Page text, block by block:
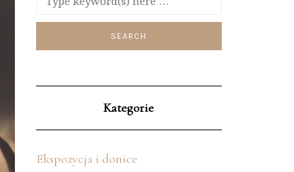
Kategorie
Ekspozycja i donice